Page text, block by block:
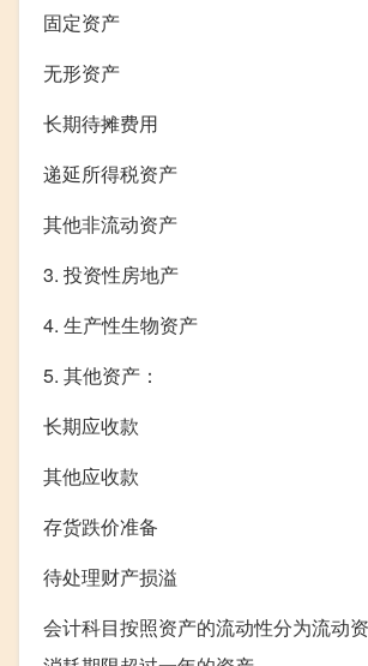
固定资产
无形资产
长期待摊费用
递延所得税资产
其他非流动资产
3. 投资性房地产
4. 生产性生物资产
5. 其他资产：
长期应收款
其他应收款
存货跌价准备
待处理财产损溢
会计科目按照资产的流动性分为流动